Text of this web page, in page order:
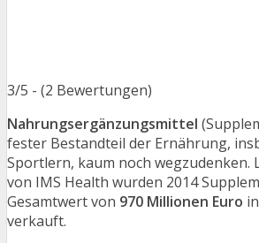
3/5 - (2 Bewertungen)
Nahrungsergänzungsmittel
fester Bestandteil der Ernährung,
Sportlern, kaum noch wegzudenken.
von IMS Health wurden 2014
Gesamtwert von 970 Millionen Euro
verkauft.